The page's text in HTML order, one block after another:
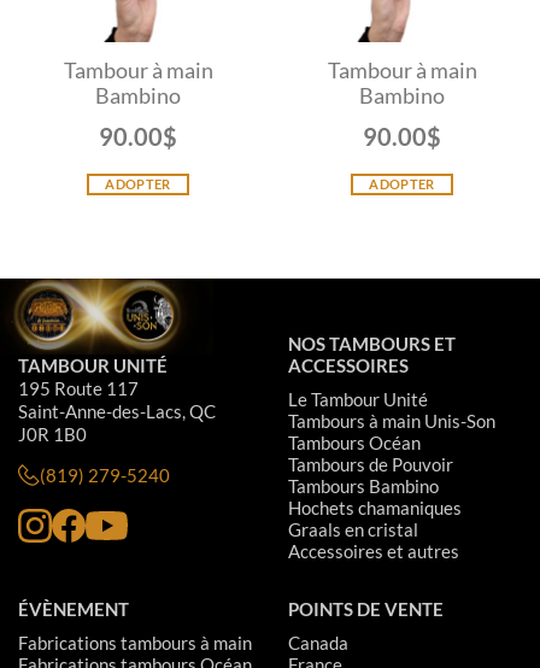
Tambour à main
Bambino
90.00$
ADOPTER
Tambour à main
Bambino
90.00$
ADOPTER
TAMBOUR UNITÉ
195 Route 117
Saint-Anne-des-Lacs, QC
J0R 1B0
(819) 279-5240
NOS TAMBOURS ET
ACCESSOIRES
Le Tambour Unité
Tambours à main Unis-Son
Tambours Océan
Tambours de Pouvoir
Tambours Bambino
Hochets chamaniques
Graals en cristal
Accessoires et autres
ÉVÈNEMENT
Fabrications tambours à main
POINTS DE VENTE
Canada